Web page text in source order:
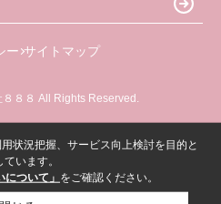
ー サイトマップ
８８ All Rights Reserved.
状況把握、サービス向上検討を目的と
います。
について」 をご確認ください。